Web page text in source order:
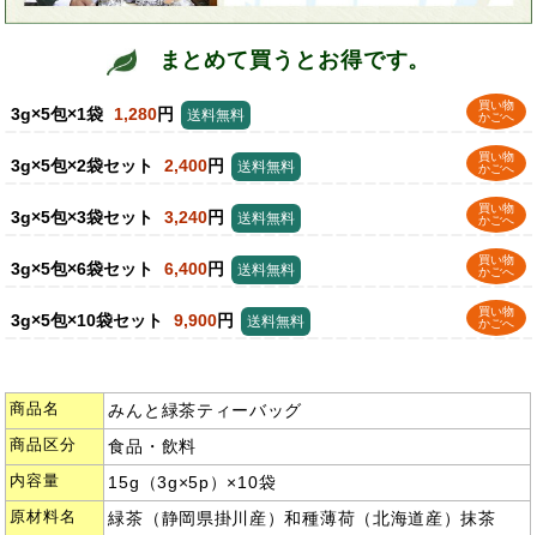
まとめて買うとお得です。
3g×5包×1袋 1,280円
買い物
かごへ
送料無料
3g×5包×2袋セット 2,400円
買い物
かごへ
送料無料
3g×5包×3袋セット 3,240円
買い物
かごへ
送料無料
3g×5包×6袋セット 6,400円
買い物
かごへ
送料無料
3g×5包×10袋セット 9,900円
買い物
かごへ
送料無料
商品名 みんと緑茶ティーバッグ
商品区分 食品・飲料
内容量 15g（3g×5p）×10袋
原材料名
緑茶（静岡県掛川産）和種薄荷（北海道産）抹茶